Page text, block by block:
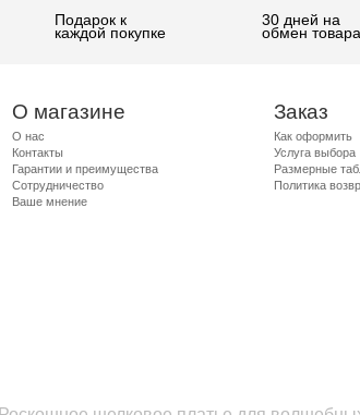
Подарок к
каждой покупке
30 дней на
обмен товара
О магазине
О нас
Контакты
Гарантии и преимущества
Сотрудничество
Ваше мнение
Заказ
Как оформить
Услуга выбора
Размерные
Политика